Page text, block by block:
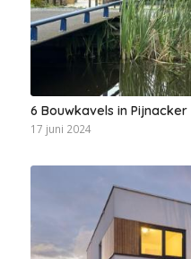
6 Bouwkavels in Pijnacker
17 juni 2024